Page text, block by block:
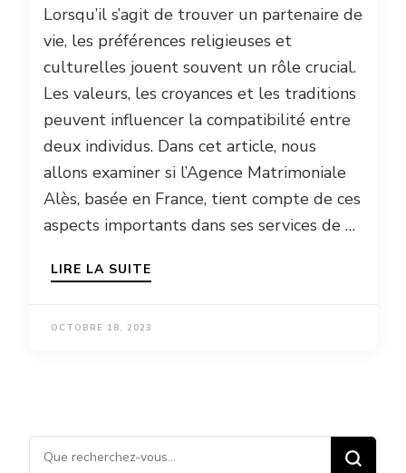
Lorsqu’il s’agit de trouver un partenaire de
vie, les préférences religieuses et
culturelles jouent souvent un rôle crucial.
Les valeurs, les croyances et les traditions
peuvent influencer la compatibilité entre
deux individus. Dans cet article, nous
allons examiner si l’Agence Matrimoniale
Alès, basée en France, tient compte de ces
aspects importants dans ses services de …
LIRE LA SUITE
OCTOBRE 18, 2023
Vous recherchiez quelque